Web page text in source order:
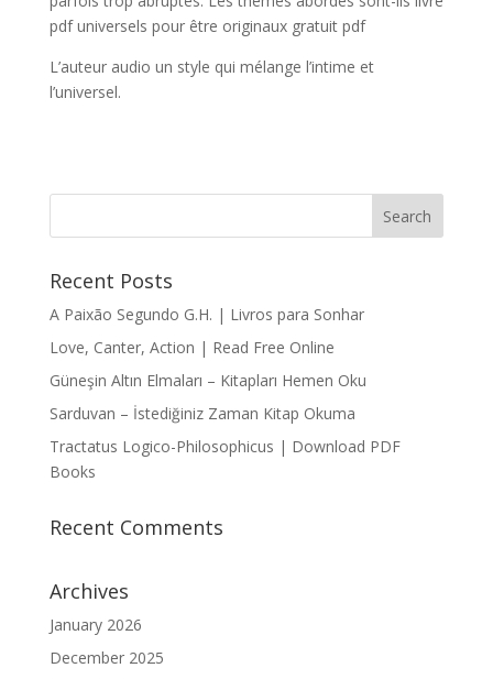
pdf universels pour être originaux gratuit pdf
L’auteur audio un style qui mélange l’intime et
l’universel.
Recent Posts
A Paixão Segundo G.H. | Livros para Sonhar
Love, Canter, Action | Read Free Online
Güneşin Altın Elmaları – Kitapları Hemen Oku
Sarduvan – İstediğiniz Zaman Kitap Okuma
Tractatus Logico-Philosophicus | Download PDF
Books
Recent Comments
Archives
January 2026
December 2025